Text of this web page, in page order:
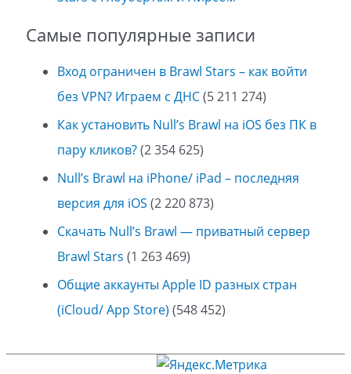
Самые популярные записи
Вход ограничен в Brawl Stars – как войти
без VPN? Играем с ДНС(5 211 274)
Как установить Null’s Brawl на iOS без ПК в
пару кликов?(2 354 625)
Null’s Brawl на iPhone/ iPad – последняя
версия для iOS (2 220 873)
Скачать Null’s Brawl — приватный сервер
Brawl Stars (1 263 469)
Общие аккаунты Apple ID разных стран
(iCloud/ App Store) (548 452)